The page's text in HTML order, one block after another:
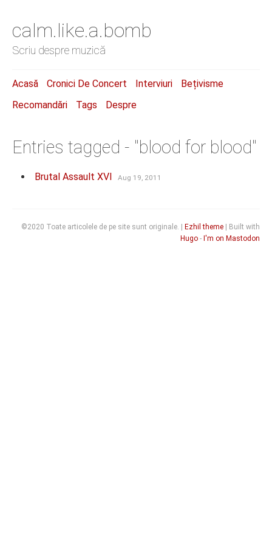
calm.like.a.bomb
Scriu despre muzică
Acasă Cronici De Concert Interviuri
Bețivisme
Recomandări
Tags Despre
Entries tagged - "blood for blood"
Brutal Assault XVI Aug 19, 2011
©2020 Toate articolele de pe site sunt originale. | Ezhil theme | Built with
Hugo - I'm on Mastodon